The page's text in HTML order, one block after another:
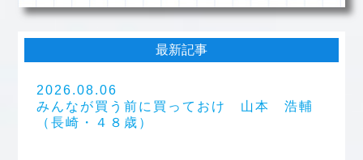
最新記事
2026.08.06
みんなが買う前に買っておけ 山本 浩輔
（長崎・４８歳）